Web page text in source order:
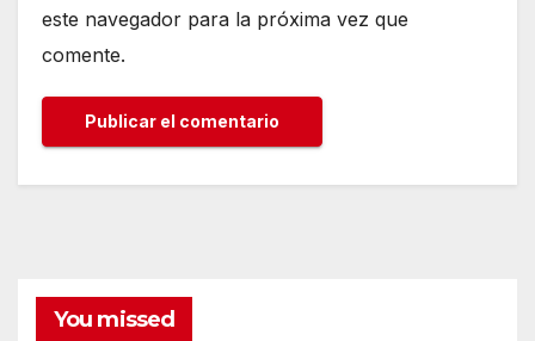
este navegador para la próxima vez que
comente.
You missed